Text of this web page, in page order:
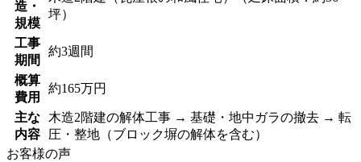
造・
規模
坪）
工事
期間
約3週間
概算
費用
約165万円
主な
内容
木造2階建の解体工事 → 基礎・地中ガラの撤去 → 転
圧・整地（ブロック塀の解体を含む）
お客様の声